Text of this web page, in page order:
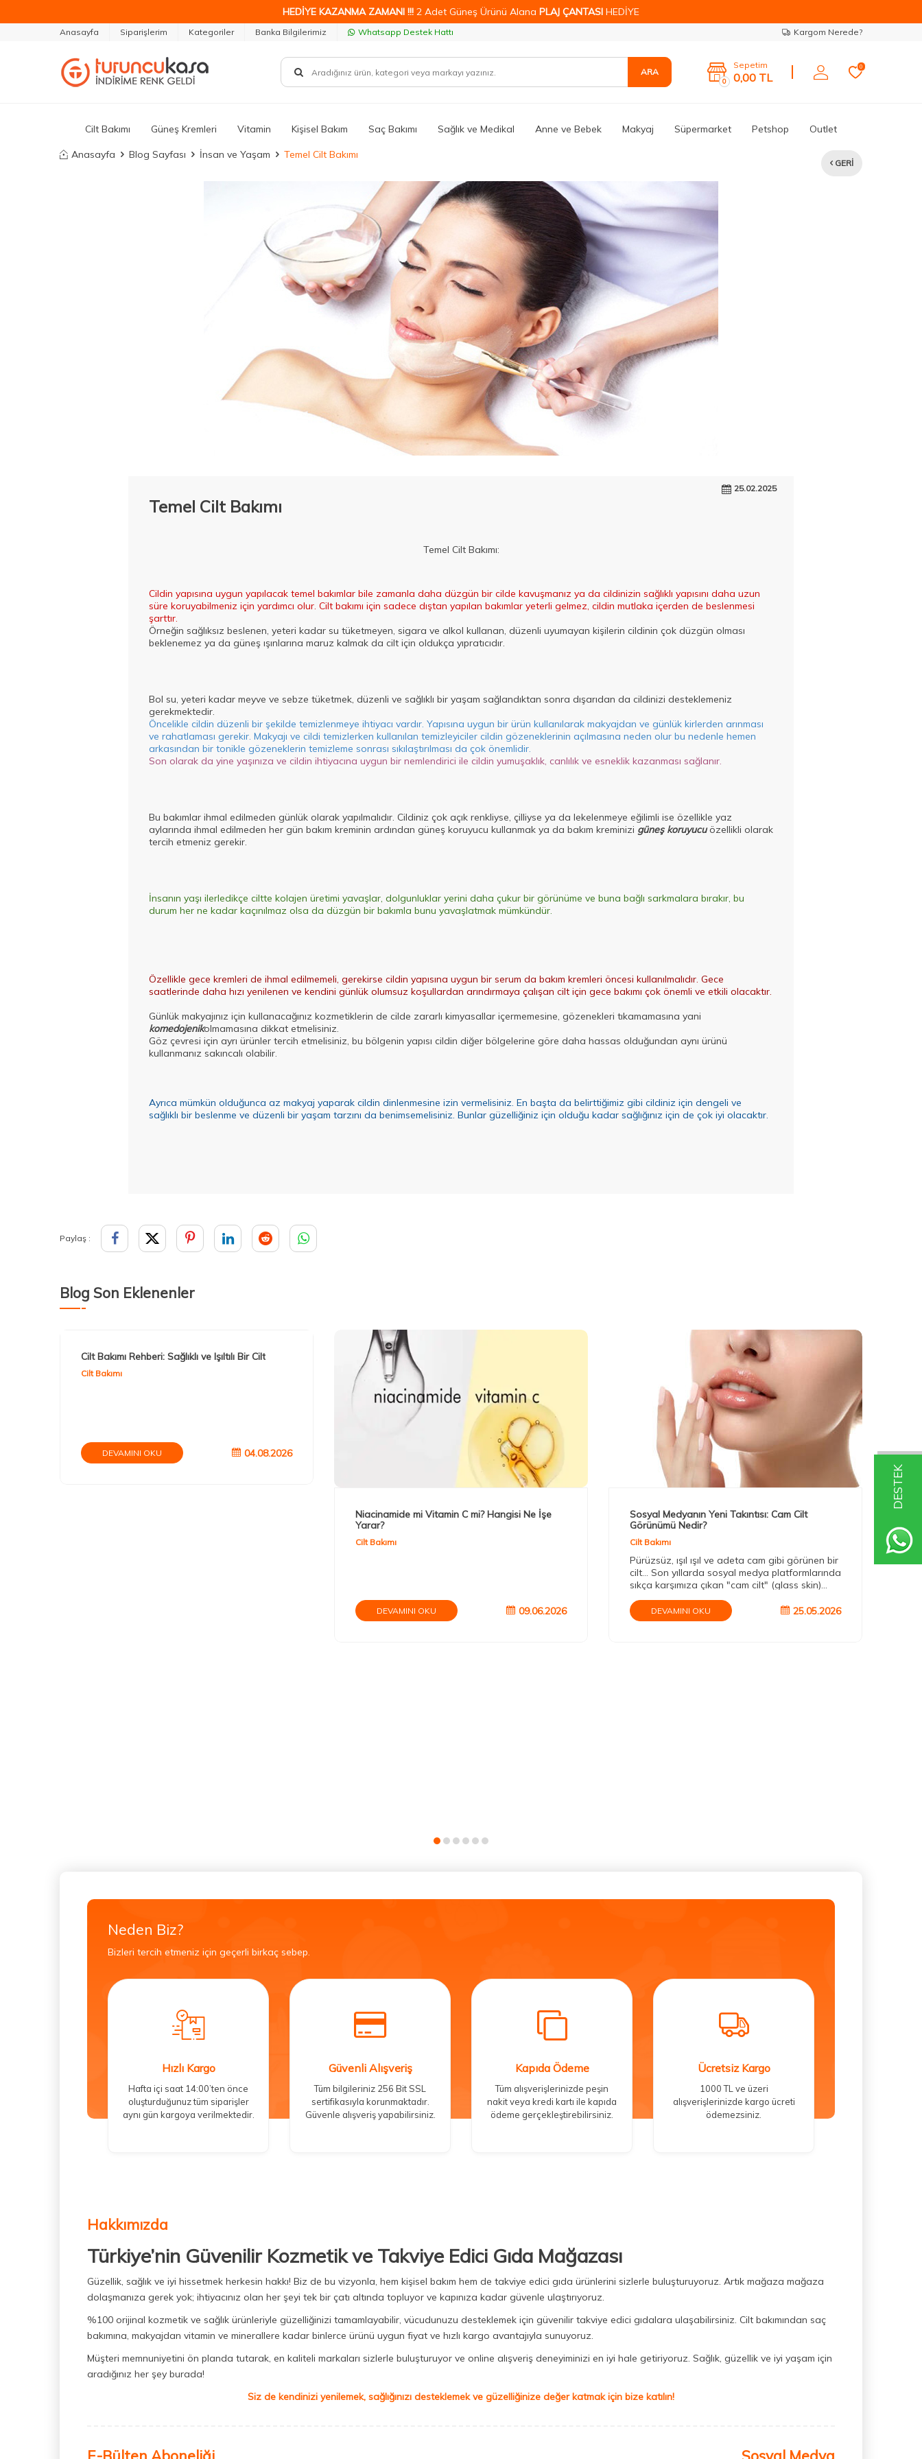
DESTEK
HEDİYE KAZANMA ZAMANI !!! 2 Adet Güneş Ürünü Alana PLAJ ÇANTASI HEDİYE
Anasayfa Siparişlerim Kategoriler Banka Bilgilerimiz Whatsapp Destek Hattı Kargom Nerede?
ARA
0
Sepetim
0,00 TL
0
Cilt Bakımı Güneş Kremleri Vitamin Kişisel Bakım Saç Bakımı Sağlık ve Medikal Anne ve Bebek Makyaj Süpermarket Petshop Outlet
Anasayfa Blog Sayfası İnsan ve Yaşam Temel Cilt Bakımı
GERI
25.02.2025
Temel Cilt Bakımı
Temel Cilt Bakımı:
Cildin yapısına uygun yapılacak temel bakımlar bile zamanla daha düzgün bir cilde kavuşmanız ya da cildinizin sağlıklı yapısını daha uzun
süre koruyabilmeniz için yardımcı olur. Cilt bakımı için sadece dıştan yapılan bakımlar yeterli gelmez, cildin mutlaka içerden de beslenmesi
şarttır.
Örneğin sağlıksız beslenen, yeteri kadar su tüketmeyen, sigara ve alkol kullanan, düzenli uyumayan kişilerin cildinin çok düzgün olması
beklenemez ya da güneş ışınlarına maruz kalmak da cilt için oldukça yıpratıcıdır.
Bol su, yeteri kadar meyve ve sebze tüketmek, düzenli ve sağlıklı bir yaşam sağlandıktan sonra dışarıdan da cildinizi desteklemeniz
gerekmektedir.
Öncelikle cildin düzenli bir şekilde temizlenmeye ihtiyacı vardır. Yapısına uygun bir ürün kullanılarak makyajdan ve günlük kirlerden arınması
ve rahatlaması gerekir. Makyajı ve cildi temizlerken kullanılan temizleyiciler cildin gözeneklerinin açılmasına neden olur bu nedenle hemen
arkasından bir tonikle gözeneklerin temizleme sonrası sıkılaştırılması da çok önemlidir.
Son olarak da yine yaşınıza ve cildin ihtiyacına uygun bir nemlendirici ile cildin yumuşaklık, canlılık ve esneklik kazanması sağlanır.
Bu bakımlar ihmal edilmeden günlük olarak yapılmalıdır. Cildiniz çok açık renkliyse, çilliyse ya da lekelenmeye eğilimli ise özellikle yaz
aylarında ihmal edilmeden her gün bakım kreminin ardından güneş koruyucu kullanmak ya da bakım kreminizi güneş koruyucuözellikli olarak
tercih etmeniz gerekir.
İnsanın yaşı ilerledikçe ciltte kolajen üretimi yavaşlar, dolgunluklar yerini daha çukur bir görünüme ve buna bağlı sarkmalara bırakır, bu
durum her ne kadar kaçınılmaz olsa da düzgün bir bakımla bunu yavaşlatmak mümkündür.
Özellikle gece kremleri de ihmal edilmemeli, gerekirse cildin yapısına uygun bir serum da bakım kremleri öncesi kullanılmalıdır. Gece
saatlerinde daha hızı yenilenen ve kendini günlük olumsuz koşullardan arındırmaya çalışan cilt için gece bakımı çok önemli ve etkili olacaktır.
Günlük makyajınız için kullanacağınız kozmetiklerin de cilde zararlı kimyasallar içermemesine, gözenekleri tıkamamasına yani
komedojenikolmamasına dikkat etmelisiniz.
Göz çevresi için ayrı ürünler tercih etmelisiniz, bu bölgenin yapısı cildin diğer bölgelerine göre daha hassas olduğundan aynı ürünü
kullanmanız sakıncalı olabilir.
Ayrıca mümkün olduğunca az makyaj yaparak cildin dinlenmesine izin vermelisiniz. En başta da belirttiğimiz gibi cildiniz için dengeli ve
sağlıklı bir beslenme ve düzenli bir yaşam tarzını da benimsemelisiniz. Bunlar güzelliğiniz için olduğu kadar sağlığınız için de çok iyi olacaktır.
Paylaş :
Blog Son Eklenenler
Cilt Bakımı Rehberi: Sağlıklı ve Işıltılı Bir Cilt
Cilt Bakımı
DEVAMINI OKU 04.08.2026
Niacinamide mi Vitamin C mi? Hangisi Ne İşe
Yarar?
Cilt Bakımı
DEVAMINI OKU 09.06.2026
Sosyal Medyanın Yeni Takıntısı: Cam Cilt
Görünümü Nedir?
Cilt Bakımı
Pürüzsüz, ışıl ışıl ve adeta cam gibi görünen bir
cilt... Son yıllarda sosyal medya platformlarında
sıkça karşımıza çıkan "cam cilt" (glass skin)
trendi, milyonlarca kişinin güzellik rutinini
değiştirdi. Peki gerçekten herkes cam cilt
görünümüne ulaşabilir mi, yoksa bu akım dijital
DEVAMINI OKU 25.05.2026
Cilt
ve
Neden Biz?
Bizleri tercih etmeniz için geçerli birkaç sebep.
Hızlı Kargo
Hafta içi saat 14:00’ten önce
oluşturduğunuz tüm siparişler
aynı gün kargoya verilmektedir.
Güvenli Alışveriş
Tüm bilgileriniz 256 Bit SSL
sertifikasıyla korunmaktadır.
Güvenle alışveriş yapabilirsiniz.
Kapıda Ödeme
Tüm alışverişlerinizde peşin
nakit veya kredi kartı ile kapıda
ödeme gerçekleştirebilirsiniz.
Ücretsiz Kargo
1000 TL ve üzeri
alışverişlerinizde kargo ücreti
ödemezsiniz.
Hakkımızda
Türkiye’nin Güvenilir Kozmetik ve Takviye Edici Gıda Mağazası
Güzellik, sağlık ve iyi hissetmek herkesin hakkı! Biz de bu vizyonla, hem kişisel bakım hem de takviye edici gıda ürünlerini sizlerle buluşturuyoruz. Artık mağaza mağaza
dolaşmanıza gerek yok; ihtiyacınız olan her şeyi tek bir çatı altında topluyor ve kapınıza kadar güvenle ulaştırıyoruz.
%100 orijinal kozmetik ve sağlık ürünleriyle güzelliğinizi tamamlayabilir, vücudunuzu desteklemek için güvenilir takviye edici gıdalara ulaşabilirsiniz. Cilt bakımından saç
bakımına, makyajdan vitamin ve minerallere kadar binlerce ürünü uygun fiyat ve hızlı kargo avantajıyla sunuyoruz.
Müşteri memnuniyetini ön planda tutarak, en kaliteli markaları sizlerle buluşturuyor ve online alışveriş deneyiminizi en iyi hale getiriyoruz. Sağlık, güzellik ve iyi yaşam için
aradığınız her şey burada!
Siz de kendinizi yenilemek, sağlığınızı desteklemek ve güzelliğinize değer katmak için bize katılın!